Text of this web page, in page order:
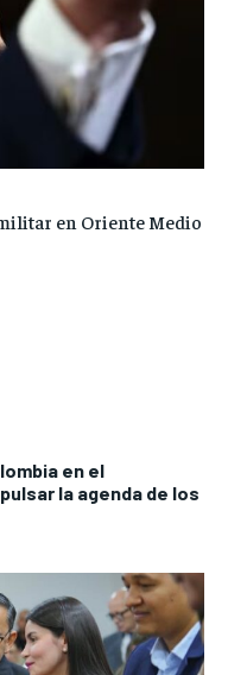
en el
la agenda de los
en Oriente Medio